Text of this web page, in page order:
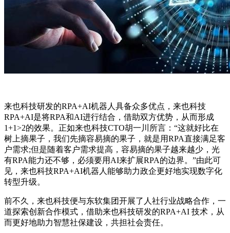
来也科技研发的RPA+AI机器人具备众多优点，来也科技
RPA+AI是将RPA和AI进行结合，借助双方优势，从而形成
1+1>2的效果。正如来也科技CTO胡一川所言：“这就好比在
树上摘果子，我们先摘容易摘的果子，就是用RPA直接满足客
户需求;但是随着客户需求提高，容易摘的果子越来越少，光
有RPA能力还不够，必须要用AI来扩展RPA的边界。”由此可
见，来也科技RPA+AI机器人能够助力政企更好地实现数字化
转型升级。
前不久，来也科技便与东软集团开展了人社行业战略合作，一
道探索创新合作模式，借助来也科技研发的RPA+AI 技术，从
而更好地助力智慧社保建设，共担社会责任。